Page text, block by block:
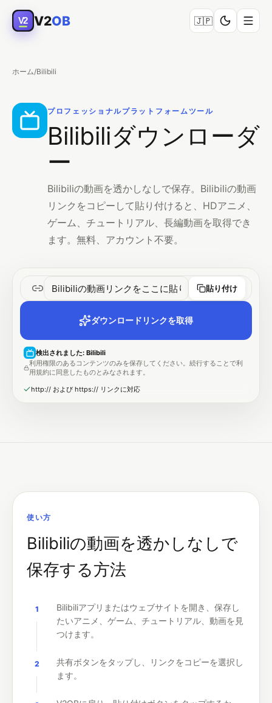
V2 V2OB 🇯🇵
ホーム/Bilibili
プロフェッショナルプラットフォームツール
Bilibiliダウンローダ
ー
Bilibiliの動画を透かしなしで保存。Bilibiliの動画
リンクをコピーして貼り付けると、HDアニメ、
ゲーム、チュートリアル、長編動画を取得でき
ます。無料、アカウント不要。
貼り付け
ダウンロードリンクを取得
検出されました: Bilibili
利用権限のあるコンテンツのみを保存してください。続行することで利
用規約に同意したものとみなされます。
http:// および https:// リンクに対応
使い方
Bilibiliの動画を透かしなしで
保存する方法
1
Bilibiliアプリまたはウェブサイトを開き、保存し
たいアニメ、ゲーム、チュートリアル、動画を見
つけます。
2
共有ボタンをタップし、リンクをコピーを選択し
ます。